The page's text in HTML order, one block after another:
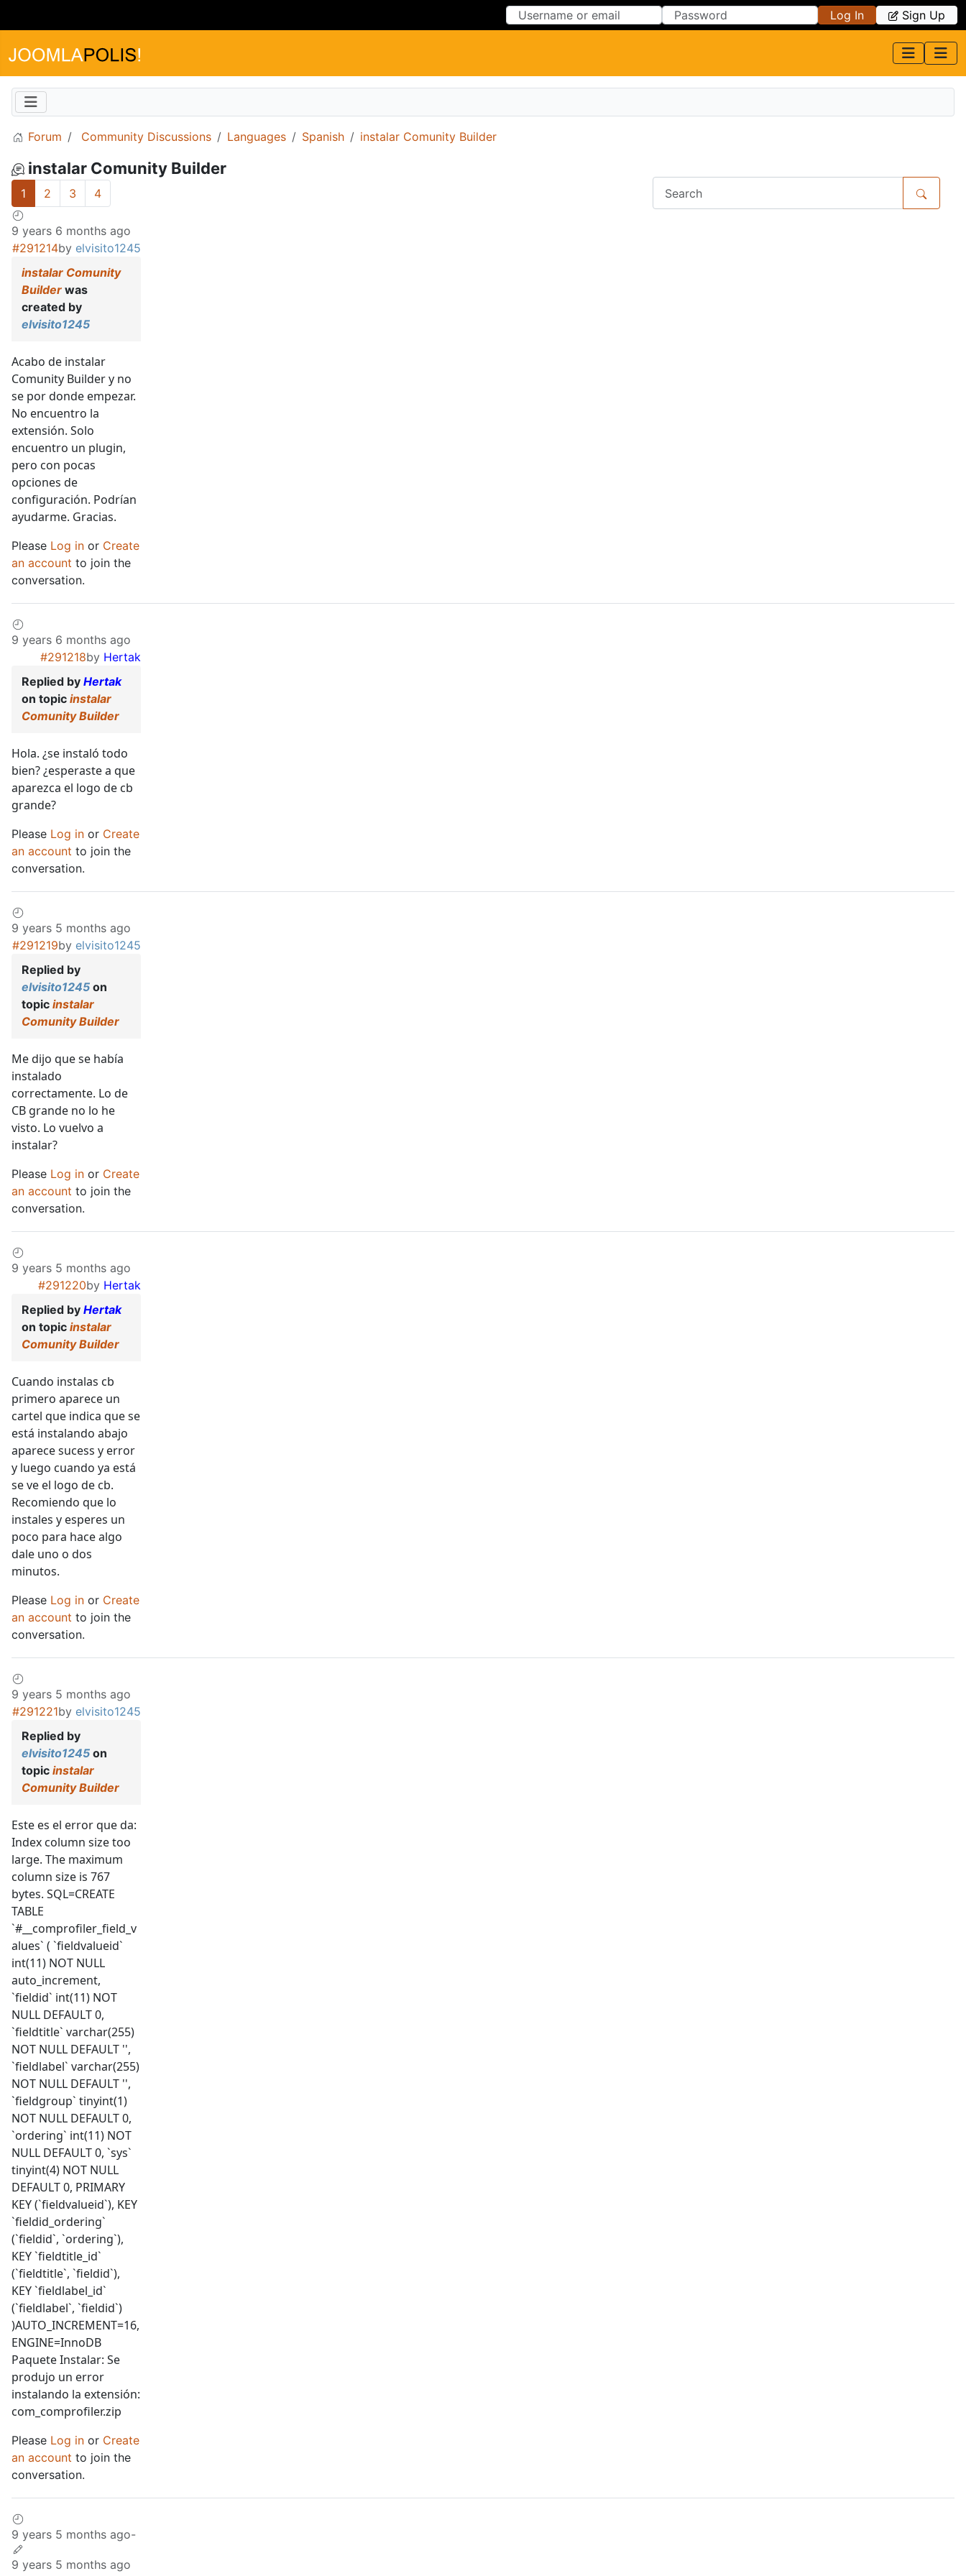
Log In Sign Up
Forum Community Discussions Languages Spanish instalar Comunity Builder
instalar Comunity Builder
1 2 3 4
9 years 6 months ago
#291214by elvisito1245
instalar Comunity
Builder was
created by
elvisito1245
Acabo de instalar
Comunity Builder y no
se por donde empezar.
No encuentro la
extensión. Solo
encuentro un plugin,
pero con pocas
opciones de
configuración. Podrían
ayudarme. Gracias.
Please Log in or Create
an account to join the
conversation.
9 years 6 months ago
#291218by Hertak
Replied by Hertak
on topic instalar
Comunity Builder
Hola. ¿se instaló todo
bien? ¿esperaste a que
aparezca el logo de cb
grande?
Please Log in or Create
an account to join the
conversation.
9 years 5 months ago
#291219by elvisito1245
Replied by
elvisito1245 on
topic instalar
Comunity Builder
Me dijo que se había
instalado
correctamente. Lo de
CB grande no lo he
visto. Lo vuelvo a
instalar?
Please Log in or Create
an account to join the
conversation.
9 years 5 months ago
#291220by Hertak
Replied by Hertak
on topic instalar
Comunity Builder
Cuando instalas cb
primero aparece un
cartel que indica que se
está instalando abajo
aparece sucess y error
y luego cuando ya está
se ve el logo de cb.
Recomiendo que lo
instales y esperes un
poco para hace algo
dale uno o dos
minutos.
Please Log in or Create
an account to join the
conversation.
9 years 5 months ago
#291221by elvisito1245
Replied by
elvisito1245 on
topic instalar
Comunity Builder
Este es el error que da:
Index column size too
large. The maximum
column size is 767
bytes. SQL=CREATE
TABLE
`#__comprofiler_field_v
alues` ( `fieldvalueid`
int(11) NOT NULL
auto_increment,
`fieldid` int(11) NOT
NULL DEFAULT 0,
`fieldtitle` varchar(255)
NOT NULL DEFAULT '',
`fieldlabel` varchar(255)
NOT NULL DEFAULT '',
`fieldgroup` tinyint(1)
NOT NULL DEFAULT 0,
`ordering` int(11) NOT
NULL DEFAULT 0, `sys`
tinyint(4) NOT NULL
DEFAULT 0, PRIMARY
KEY (`fieldvalueid`), KEY
`fieldid_ordering`
(`fieldid`, `ordering`),
KEY `fieldtitle_id`
(`fieldtitle`, `fieldid`),
KEY `fieldlabel_id`
(`fieldlabel`, `fieldid`)
)AUTO_INCREMENT=16,
ENGINE=InnoDB
Paquete Instalar: Se
produjo un error
instalando la extensión:
com_comprofiler.zip
Please Log in or Create
an account to join the
conversation.
9 years 5 months ago-
9 years 5 months ago